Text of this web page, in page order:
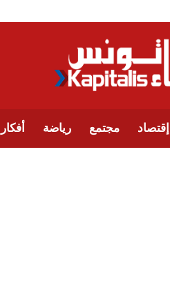
إقتصاد مجتمع رياضة أفكار